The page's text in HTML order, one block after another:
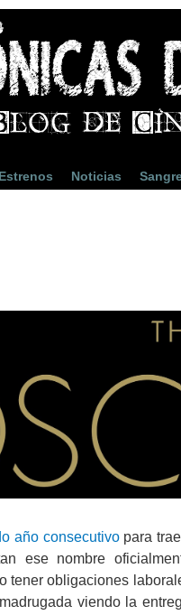
Estrenos Noticias
año consecutivopara
ese nombre
tener obligaciones
viendo la